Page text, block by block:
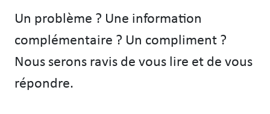
Un problème ? Une information
complémentaire ? Un compliment ?
Nous serons ravis de vous lire et de vous
répondre.